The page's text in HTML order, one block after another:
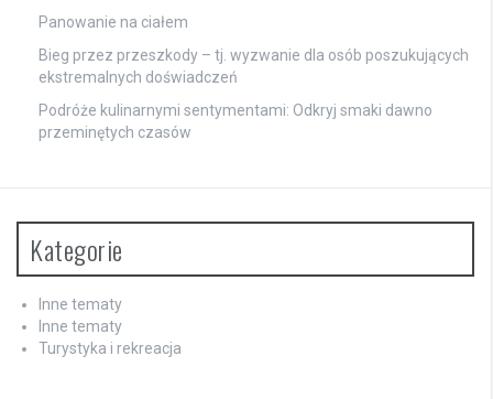
Panowanie na ciałem
Bieg przez przeszkody – tj. wyzwanie dla osób poszukujących
ekstremalnych doświadczeń
Podróże kulinarnymi sentymentami: Odkryj smaki dawno
przeminętych czasów
Kategorie
Inne tematy
Inne tematy
Turystyka i rekreacja